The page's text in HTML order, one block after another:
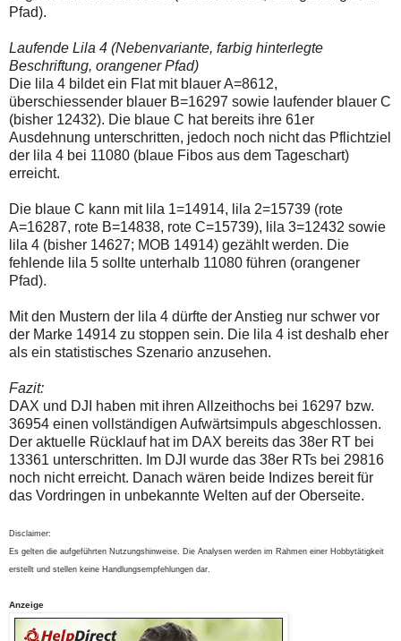
Pfad).
Laufende Lila 4 (Nebenvariante, farbig hinterlegte
Beschriftung, orangener Pfad)
Die lila 4 bildet ein Flat mit blauer A=8612,
überschiessender blauer B=16297 sowie laufender blauer C
(bisher 12432). Die blaue C hat bereits ihre 61er
Ausdehnung unterschritten, jedoch noch nicht das Pflichtziel
der lila 4 bei 11080 (blaue Fibos aus dem Tageschart)
erreicht.
Die blaue C kann mit lila 1=14914, lila 2=15739 (rote
A=16287, rote B=14838, rote C=15739), lila 3=12432 sowie
lila 4 (bisher 14627; MOB 14914) gezählt werden. Die
fehlende lila 5 sollte unterhalb 11080 führen (orangener
Pfad).
Mit den Mustern der lila 4 dürfte der Anstieg nur schwer vor
der Marke 14914 zu stoppen sein. Die lila 4 ist deshalb eher
als ein statistisches Szenario anzusehen.
Fazit:
DAX und DJI haben mit ihren Allzeithochs bei 16297 bzw.
36954 einen vollständigen Aufwärtsimpuls abgeschlossen.
Der aktuelle Rücklauf hat im DAX bereits das 38er RT bei
13361 unterschritten. Im DJI wurde das 38er RTs bei 29816
noch nicht erreicht. Danach wären beide Indizes bereit für
das Vordringen in unbekannte Welten auf der Oberseite.
Disclaimer:
Es gelten die aufgeführten Nutzungshinweise. Die Analysen werden im Rahmen einer Hobbytätigkeit
erstellt und stellen keine Handlungsempfehlungen dar.
Anzeige